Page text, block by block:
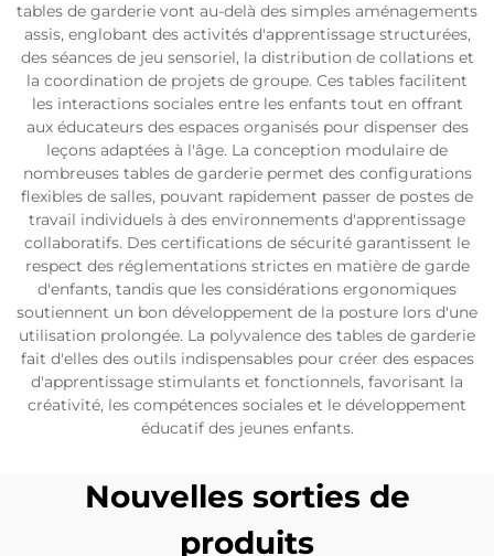
tables de garderie vont au-delà des simples aménagements
assis, englobant des activités d'apprentissage structurées,
des séances de jeu sensoriel, la distribution de collations et
la coordination de projets de groupe. Ces tables facilitent
les interactions sociales entre les enfants tout en offrant
aux éducateurs des espaces organisés pour dispenser des
leçons adaptées à l'âge. La conception modulaire de
nombreuses tables de garderie permet des configurations
flexibles de salles, pouvant rapidement passer de postes de
travail individuels à des environnements d'apprentissage
collaboratifs. Des certifications de sécurité garantissent le
respect des réglementations strictes en matière de garde
d'enfants, tandis que les considérations ergonomiques
soutiennent un bon développement de la posture lors d'une
utilisation prolongée. La polyvalence des tables de garderie
fait d'elles des outils indispensables pour créer des espaces
d'apprentissage stimulants et fonctionnels, favorisant la
créativité, les compétences sociales et le développement
éducatif des jeunes enfants.
Nouvelles sorties de
produits